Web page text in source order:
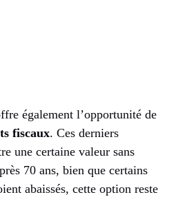
également l’opportunité de
fiscaux. Ces derniers
une certaine valeur sans
70 ans, bien que certains
abaissés, cette option reste